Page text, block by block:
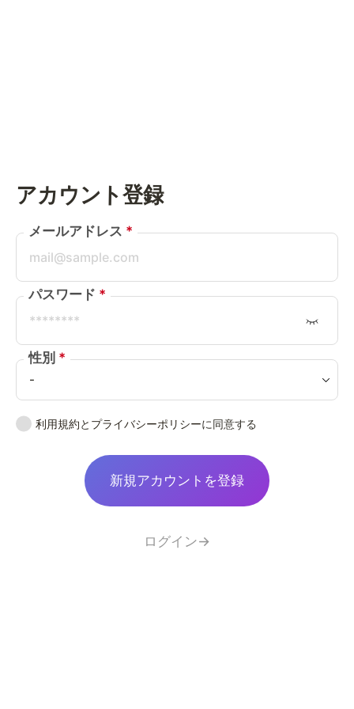
アカウント登録
メールアドレス
パスワード
性別
利用規約と プライバシーポリシーに同意する
新規アカウントを登録
ログイン→